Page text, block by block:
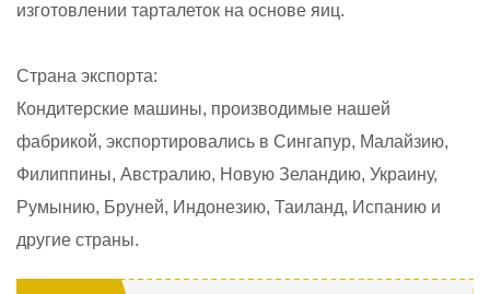
изготовлении тарталеток на основе яиц.
Страна экспорта:
Кондитерские машины, производимые нашей
фабрикой, экспортировались в Сингапур, Малайзию,
Филиппины, Австралию, Новую Зеландию, Украину,
Румынию, Бруней, Индонезию, Таиланд, Испанию и
другие страны.